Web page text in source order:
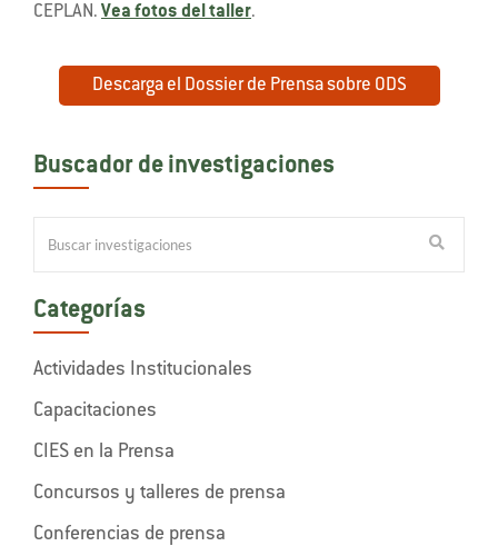
CEPLAN. Vea fotos del taller.
Descarga el Dossier de Prensa sobre ODS
Buscador de investigaciones
Categorías
Actividades Institucionales
Capacitaciones
CIES en la Prensa
Concursos y talleres de prensa
Conferencias de prensa